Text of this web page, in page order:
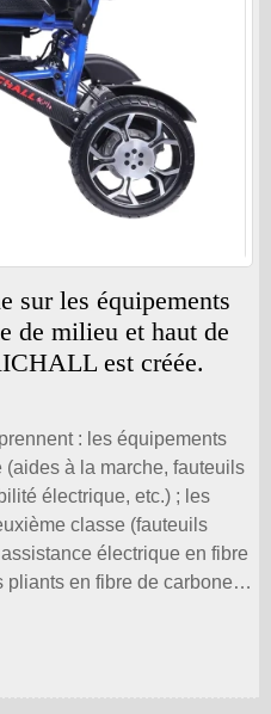
sur les équipements
de milieu et haut de
est créée.
: les équipements
à la marche, fauteuils
électrique, etc.) ; les
classe (fauteuils
électrique en fibre
en fibre de carbone,
etc. ) ; véhicules
; bicyclettes